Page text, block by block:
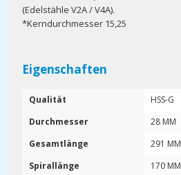
(Edelstähle V2A / V4A).
*Kerndurchmesser 15,25
Eigenschaften
Qualität
HSS-G
Durchmesser
28 MM
Gesamtlänge
291 MM
Spirallänge
170 MM